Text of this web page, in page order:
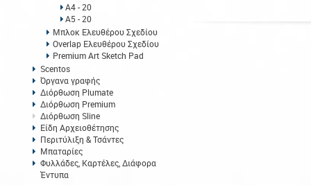
Α4 - 20
Α5 - 20
Μπλοκ Ελευθέρου Σχεδίου
Overlap Ελευθέρου Σχεδίου
Premium Art Sketch Pad
Scentos
Όργανα γραφής
Διόρθωση Plumate
Διόρθωση Premium
Διόρθωση Sline
Είδη Αρχειοθέτησης
Περιτύλιξη & Τσάντες
Μπαταρίες
Φυλλάδες, Καρτέλες, Διάφορα
Έντυπα